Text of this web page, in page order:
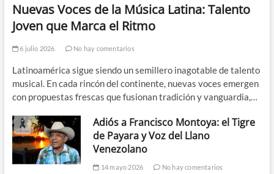
Nuevas Voces de la Música Latina: Talento
Joven que Marca el Ritmo
6 julio 2026 No hay comentarios
Latinoamérica sigue siendo un semillero inagotable de talento
musical. En cada rincón del continente, nuevas voces emergen
con propuestas frescas que fusionan tradición y vanguardia,…
Adiós a Francisco Montoya: el Tigre
de Payara y Voz del Llano
Venezolano
14 mayo 2026 No hay comentarios